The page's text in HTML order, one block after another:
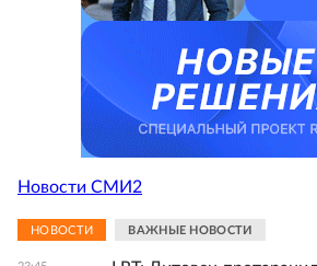
Новости СМИ2
НОВОСТИ ВАЖНЫЕ НОВОСТИ